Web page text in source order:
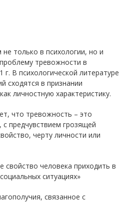
только в психологии, но и
тревожности в
В психологической литературе
сходятся в признании
личностную характеристику.
что тревожность – это
предчувствием грозящей
черту личности или
человека приходить в
ситуациях»
связанное с